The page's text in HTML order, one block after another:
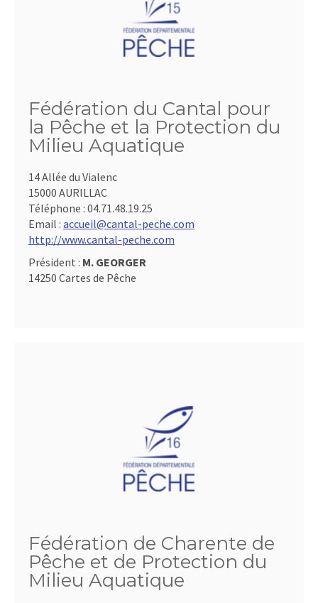
Fédération du Cantal pour
la Pêche et la Protection du
Milieu Aquatique
14 Allée du Vialenc
15000 AURILLAC
Téléphone : 04.71.48.19.25
Email : accueil@cantal-peche.com
http://www.cantal-peche.com
Président : M. GEORGER
14250 Cartes de Pêche
Fédération de Charente de
Pêche et de Protection du
Milieu Aquatique